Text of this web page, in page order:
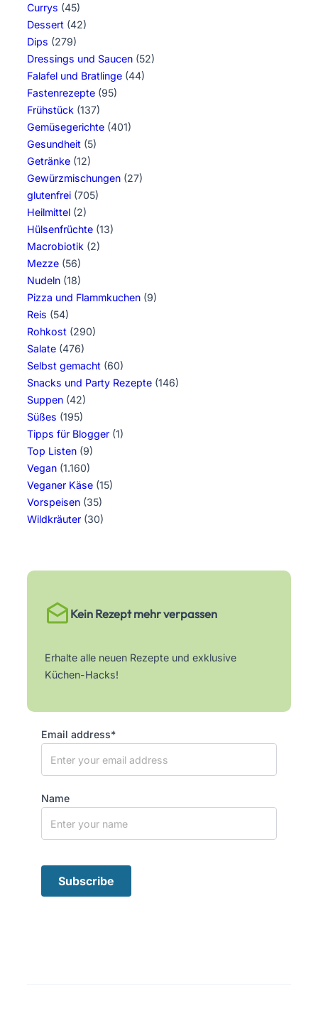
Currys (45)
Dessert (42)
Dips (279)
Dressings und Saucen (52)
Falafel und Bratlinge (44)
Fastenrezepte (95)
Frühstück (137)
Gemüsegerichte (401)
Gesundheit (5)
Getränke (12)
Gewürzmischungen (27)
glutenfrei (705)
Heilmittel (2)
Hülsenfrüchte (13)
Macrobiotik (2)
Mezze (56)
Nudeln (18)
Pizza und Flammkuchen (9)
Reis (54)
Rohkost (290)
Salate (476)
Selbst gemacht (60)
Snacks und Party Rezepte (146)
Suppen (42)
Süßes (195)
Tipps für Blogger (1)
Top Listen (9)
Vegan (1.160)
Veganer Käse (15)
Vorspeisen (35)
Wildkräuter (30)
Kein Rezept mehr verpassen
Erhalte alle neuen Rezepte und exklusive
Küchen-Hacks!
Email address*
Name